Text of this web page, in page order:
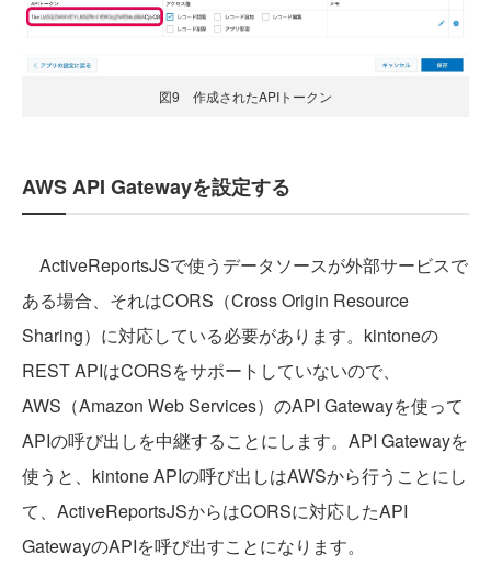
図9 作成されたAPIトークン
AWS API Gatewayを設定する
ActiveReportsJSで使うデータソースが外部サービスで
ある場合、それはCORS（Cross Origin Resource
Sharing）に対応している必要があります。kintoneの
REST APIはCORSをサポートしていないので、
AWS（Amazon Web Services）のAPI Gatewayを使って
APIの呼び出しを中継することにします。API Gatewayを
使うと、kintone APIの呼び出しはAWSから行うことにし
て、ActiveReportsJSからはCORSに対応したAPI
GatewayのAPIを呼び出すことになります。